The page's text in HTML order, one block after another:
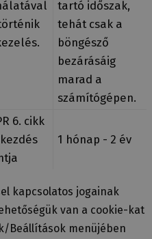
tartó időszak,
tehát csak a
böngésző
bezárásáig
marad a
számítógépen.
6. cikk
1 hónap - 2 év
kapcsolatos jogainak
van a cookie-kat
Beállítások menüjében